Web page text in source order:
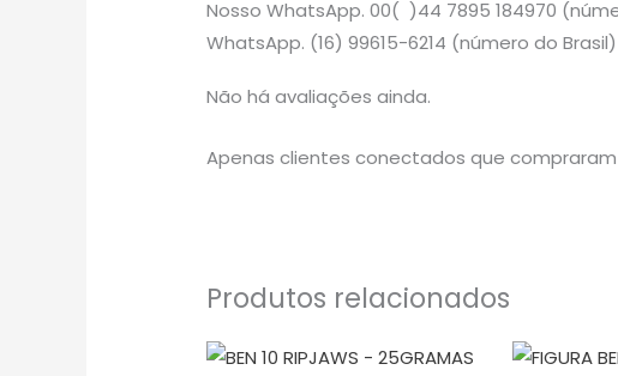
Nosso WhatsApp. 00( )44 7895
WhatsApp. (16) 99615-6214 (número do Brasil)
Não há avaliações ainda.
Apenas clientes conectados que
Produtos relacionados